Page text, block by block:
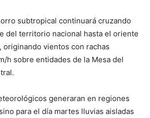
subtropical continuará cruzando
del territorio nacional hasta el oriente
originando vientos con rachas
h sobre entidades de la Mesa del
generaran en regiones
para el día martes lluvias aisladas